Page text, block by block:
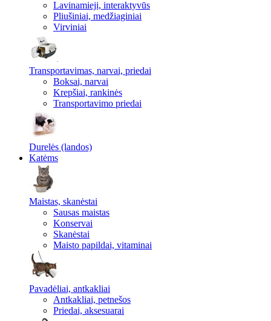
Lavinamieji, interaktyvūs
Pliušiniai, medžiaginiai
Virviniai
Transportavimas, narvai, priedai
Boksai, narvai
Krepšiai, rankinės
Transportavimo priedai
Durelės (landos)
Katėms
Maistas, skanėstai
Sausas maistas
Konservai
Skanėstai
Maisto papildai, vitaminai
Pavadėliai, antkakliai
Antkakliai, petnešos
Priedai, aksesuarai